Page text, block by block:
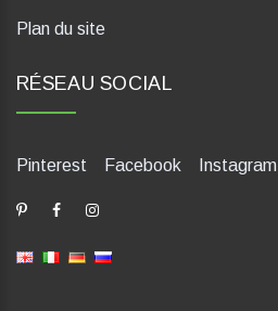
Plan du site
RÉSEAU SOCIAL
Pinterest Facebook Instagram